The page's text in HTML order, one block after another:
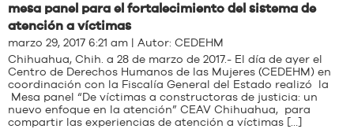
mesa panel para el fortalecimiento del sistema de
atención a víctimas
marzo 29, 2017 6:21 am | Autor: CEDEHM
Chihuahua, Chih. a 28 de marzo de 2017.- El día de ayer el
Centro de Derechos Humanos de las Mujeres (CEDEHM) en
coordinación con la Fiscalía General del Estado realizó la
Mesa panel “De víctimas a constructoras de justicia: un
nuevo enfoque en la atención” CEAV Chihuahua, para
compartir las experiencias de atención a víctimas […]